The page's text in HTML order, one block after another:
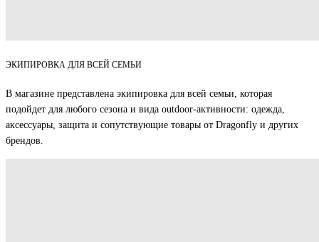
ЭКИПИРОВКА ДЛЯ ВСЕЙ СЕМЬИ
В магазине представлена экипировка для всей семьи, которая
подойдет для любого сезона и вида outdoor-активности: одежда,
аксессуары, защита и сопутствующие товары от Dragonfly и других
брендов.